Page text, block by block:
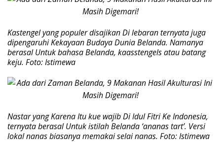
Kastengel yang populer disajikan Di lebaran ternyata juga
dipengaruhi Kekayaan Budaya Dunia Belanda. Namanya
berasal Untuk bahasa Belanda, kaasstengels atau batang
keju. Foto: Istimewa
Nastar yang Karena Itu kue wajib Di Idul Fitri Ke Indonesia,
ternyata berasal Untuk istilah Belanda ‘ananas tart’. Versi
lokal nanas biasanya memakai selai nanas. Foto: Istimewa